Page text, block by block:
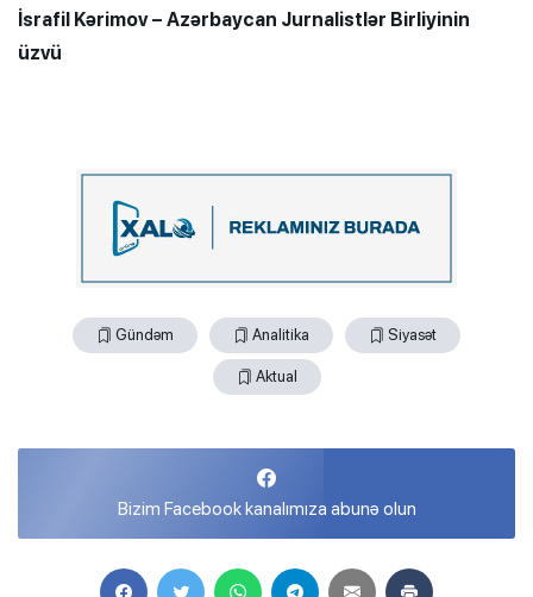
İsrafil Kərimov – Azərbaycan Jurnalistlər Birliyinin
üzvü
Gündəm Analitika Siyasət
Aktual
Bizim Facebook kanalımıza abunə olun